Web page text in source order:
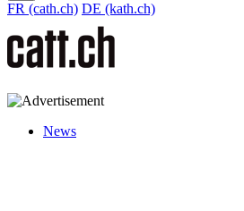
FR (cath.ch) DE (kath.ch)
News